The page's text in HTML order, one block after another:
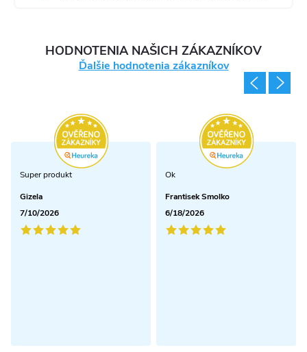
HODNOTENIA NAŠICH ZÁKAZNÍKOV
Ďalšie hodnotenia zákazníkov
Super produkt
Gizela
7/10/2026
Ok
Frantisek Smolko
6/18/2026